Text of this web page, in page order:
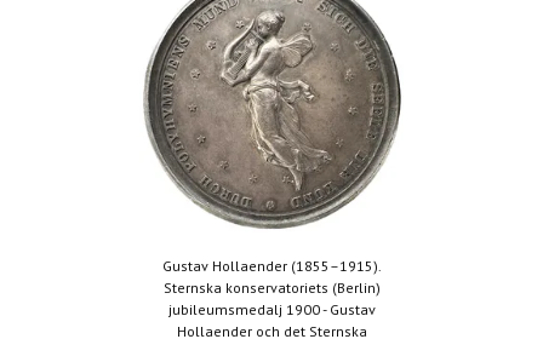
Gustav Hollaender (1855–1915).
Sternska konservatoriets (Berlin)
jubileumsmedalj 1900 - Gustav
Hollaender och det Sternska